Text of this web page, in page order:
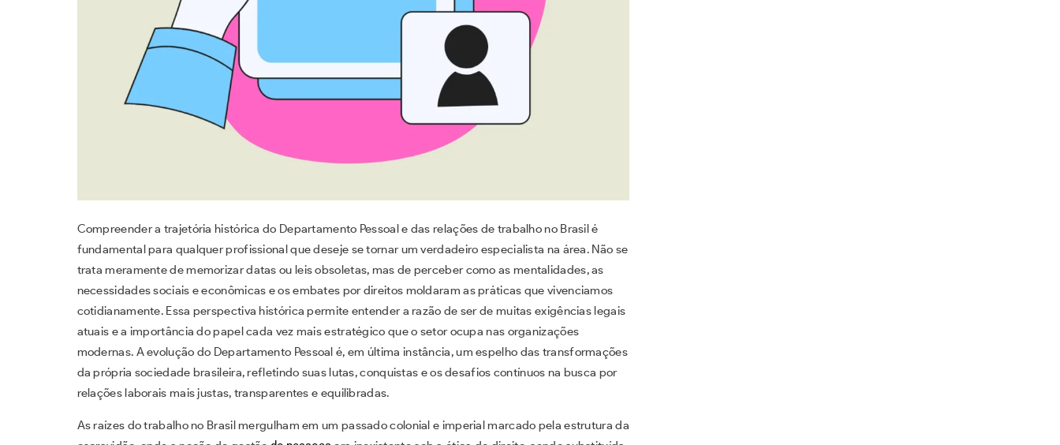
Compreender a trajetória histórica do Departamento Pessoal e das relações de trabalho no Brasil é
fundamental para qualquer profissional que deseje se tornar um verdadeiro especialista na área. Não se
trata meramente de memorizar datas ou leis obsoletas, mas de perceber como as mentalidades, as
necessidades sociais e econômicas e os embates por direitos moldaram as práticas que vivenciamos
cotidianamente. Essa perspectiva histórica permite entender a razão de ser de muitas exigências legais
atuais e a importância do papel cada vez mais estratégico que o setor ocupa nas organizações
modernas. A evolução do Departamento Pessoal é, em última instância, um espelho das transformações
da própria sociedade brasileira, refletindo suas lutas, conquistas e os desafios contínuos na busca por
relações laborais mais justas, transparentes e equilibradas.
As raízes do trabalho no Brasil mergulham em um passado colonial e imperial marcado pela estrutura da